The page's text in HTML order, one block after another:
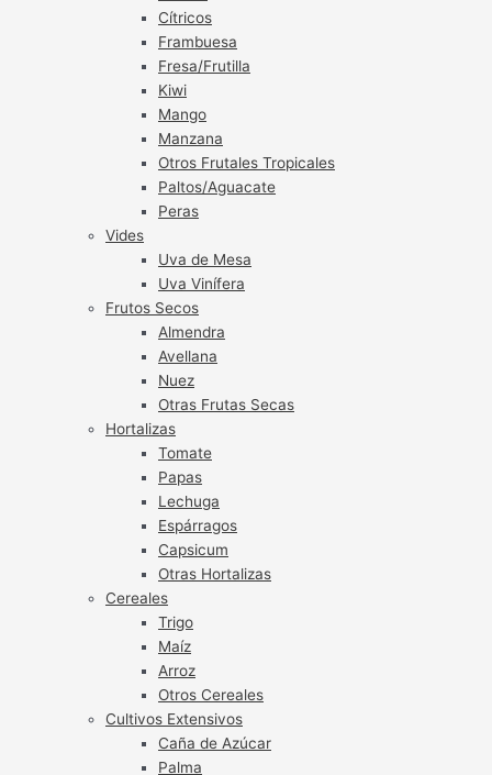
Cítricos
Frambuesa
Fresa/Frutilla
Kiwi
Mango
Manzana
Otros Frutales Tropicales
Paltos/Aguacate
Peras
Vides
Uva de Mesa
Uva Vinífera
Frutos Secos
Almendra
Avellana
Nuez
Otras Frutas Secas
Hortalizas
Tomate
Papas
Lechuga
Espárragos
Capsicum
Otras Hortalizas
Cereales
Trigo
Maíz
Arroz
Otros Cereales
Cultivos Extensivos
Caña de Azúcar
Palma